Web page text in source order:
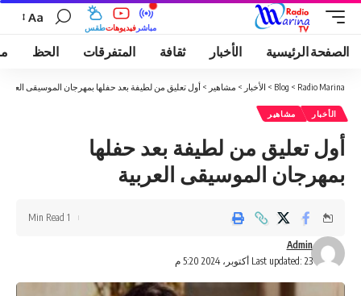
طقسفيديوهات مباشر
Aa
الصفحة الرئيسية الأخبار ثقافة المتفرقات الحظ
Radio Marina
>
Blog
> الأخبار > مشاهير > أول تعليق من لطيفة بعد حفلها بمهرجان الموسيقى العربية
الأخبار مشاهير
أول تعليق من لطيفة بعد حفلها
بمهرجان الموسيقى العربية
Last updated: 23 أكتوبر، 2024 5:20 م
Admin
1 Min Read